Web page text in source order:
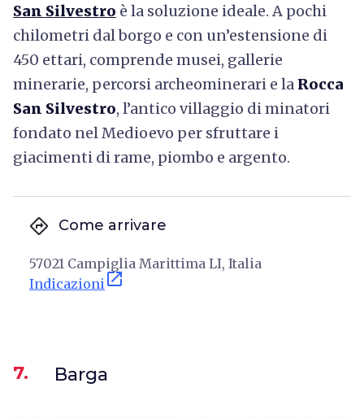
San Silvestro è la soluzione ideale. A pochi
chilometri dal borgo e con un’estensione di
450 ettari, comprende musei, gallerie
minerarie, percorsi archeominerari e la Rocca
San Silvestro, l’antico villaggio di minatori
fondato nel Medioevo per sfruttare i
giacimenti di rame, piombo e argento.
directions Come arrivare
57021 Campiglia Marittima LI, Italia
Indicazioni open_in_new
7. Barga